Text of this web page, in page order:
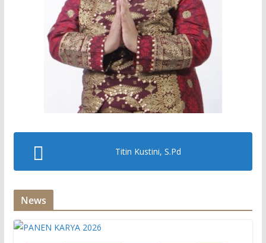
Titin Kustini, S.Pd
News